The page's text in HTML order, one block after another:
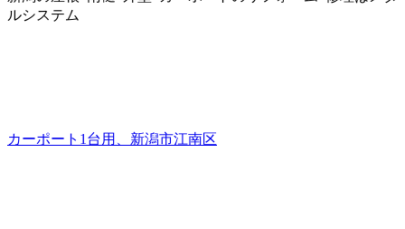
ルシステム
カーポート1台用、新潟市江南区